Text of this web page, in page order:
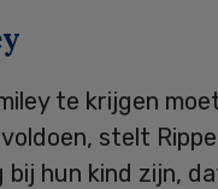
te krijgen
stelt
bij hun kind zijn,